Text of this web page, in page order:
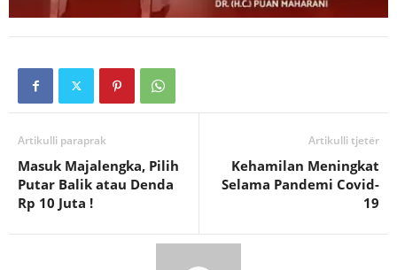
Artikulli paraprak
Masuk Majalengka, Pilih
Putar Balik atau Denda
Rp 10 Juta !
Artikulli tjetër
Kehamilan Meningkat
Selama Pandemi Covid-
19